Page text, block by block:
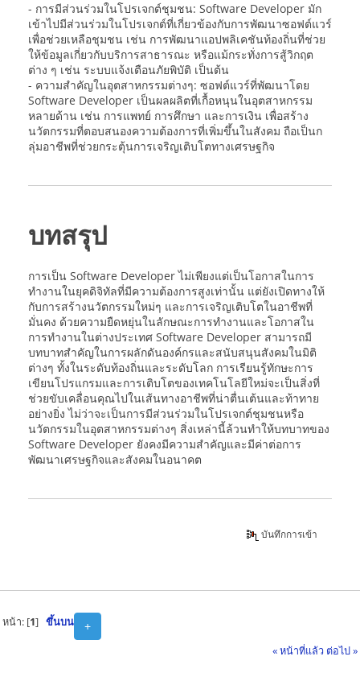
- การมีส่วนร่วมในโปรเจกต์ชุมชน: Software Developer มัก
เข้าไปมีส่วนร่วมในโปรเจกต์ที่เกี่ยวข้องกับการพัฒนาซอฟต์แวร์
เพื่อช่วยเหลือชุมชน เช่น การพัฒนาแอปพลิเคชันท้องถิ่นที่ช่วย
ให้ข้อมูลเกี่ยวกับบริการสาธารณะ หรือแม้กระทั่งการสู้วิกฤต
ต่าง ๆ เช่น ระบบแจ้งเตือนภัยพิบัติ เป็นต้น
- ความสำคัญในอุตสาหกรรมต่างๆ: ซอฟต์แวร์ที่พัฒนาโดย
Software Developer เป็นผลผลิตที่เกื้อหนุนในอุตสาหกรรม
หลายด้าน เช่น การแพทย์ การศึกษา และการเงิน เพื่อสร้าง
นวัตกรรมที่ตอบสนองความต้องการที่เพิ่มขึ้นในสังคม ถือเป็นก
ลุ่มอาชีพที่ช่วยกระตุ้นการเจริญเติบโตทางเศรษฐกิจ
บทสรุป
การเป็น Software Developer ไม่เพียงแต่เป็นโอกาสในการ
ทำงานในยุคดิจิทัลที่มีความต้องการสูงเท่านั้น แต่ยังเปิดทางให้
กับการสร้างนวัตกรรมใหม่ๆ และการเจริญเติบโตในอาชีพที่
มั่นคง ด้วยความยืดหยุ่นในลักษณะการทำงานและโอกาสใน
การทำงานในต่างประเทศ Software Developer สามารถมี
บทบาทสำคัญในการผลักดันองค์กรและสนับสนุนสังคมในมิติ
ต่างๆ ทั้งในระดับท้องถิ่นและระดับโลก การเรียนรู้ทักษะการ
เขียนโปรแกรมและการเติบโตของเทคโนโลยีใหม่จะเป็นสิ่งที่
ช่วยขับเคลื่อนคุณไปในเส้นทางอาชีพที่น่าตื่นเต้นและท้าทาย
อย่างยิ่ง ไม่ว่าจะเป็นการมีส่วนร่วมในโปรเจกต์ชุมชนหรือ
นวัตกรรมในอุตสาหกรรมต่างๆ สิ่งเหล่านี้ล้วนทำให้บทบาทของ
Software Developer ยังคงมีความสำคัญและมีค่าต่อการ
พัฒนาเศรษฐกิจและสังคมในอนาคต
บันทึกการเข้า
+
หน้า: [1] ขึ้นบน
« หน้าที่แล้ว ต่อไป »